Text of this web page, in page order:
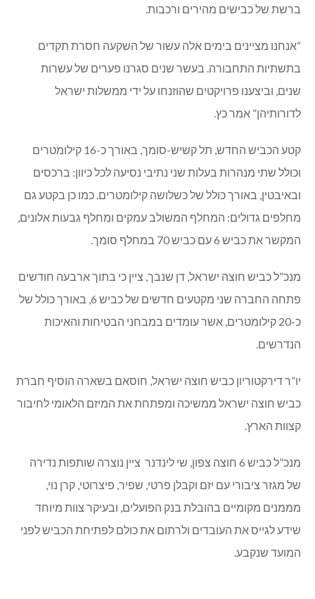
ברשת של כבישים מהירים ורכבות.
“אנחנו מציינים בימים אלה עשור של השקעה חסרת תקדים
בתשתיות התחבורה. בעשר שנים סגרנו פערים של עשרות
שנים, וביצענו פרויקטים שהוזנחו על ידי ממשלות ישראל
לדורותיהן” אמר כץ.
קטע הכביש החדש, תל קשיש-סומך, באורך כ-16 קילומטרים
וכולל שתי מנהרות בעלות שני נתיבי נסיעה לכל כיוון: ברכסים
ובאיבטין, באורך כולל של כשלושה קילומטרים. כמו כן בקטע גם
מחלפים גדולים: המחלף המשולב עמקים ומחלף גבעות אלונים,
המקשר את כביש 6 עם כביש 70 במחלף סומך.
מנכ”ל כביש חוצה ישראל, דן שנבך, ציין כי בתוך ארבעה חודשים
פתחה החברה שני מקטעים חדשים של כביש 6, באורך כולל של
כ-20 קילומטרים, אשר עומדים במבחני הבטיחות והאיכות
הנדרשים.
יו”ר דירקטוריון כביש חוצה ישראל, חוסאם בשארה הוסיף חברת
כביש חוצה ישראל ממשיכה ומפתחת את המיזם הלאומי לחיבור
קצוות הארץ.
מנכ”ל כביש 6 חוצה צפון, שי לינדנר ציין נוצרה שותפות נדירה
של מגזר ציבורי עם יזם וקבלן פרטי, שפיר, פיצרוטי, קרן נוי,
מממנים מקומיים בהובלת בנק הפועלים, ובעיקר צוות מיוחד
שידע לגייס את העובדים ולרתום את כולם לפתיחת הכביש לפני
המועד שנקבע.